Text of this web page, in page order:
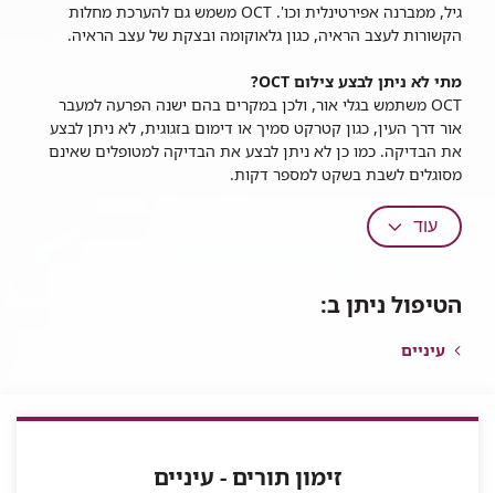
גיל, ממברנה אפירטינלית וכו'. OCT משמש גם להערכת מחלות
הקשורות לעצב הראיה, כגון גלאוקומה ובצקת של עצב הראיה.
מתי לא ניתן לבצע צילום OCT?
OCT משתמש בגלי אור, ולכן במקרים בהם ישנה הפרעה למעבר
אור דרך העין, כגון קטרקט סמיך או דימום בזגוגית, לא ניתן לבצע
את הבדיקה. כמו כן לא ניתן לבצע את הבדיקה למטופלים שאינם
מסוגלים לשבת בשקט למספר דקות.
עוד
הטיפול ניתן ב:
עיניים
זימון תורים - עיניים